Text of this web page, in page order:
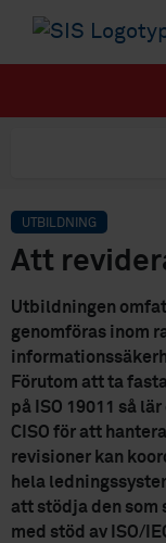
UTBILDNING
Att
Utbildningen
genomföras inom
Förutom att ta
på ISO 19011 så
CISO för att
revisioner kan
hela
att stödja den som
med stöd av ISO/